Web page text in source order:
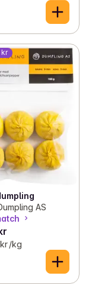
AS
/kg